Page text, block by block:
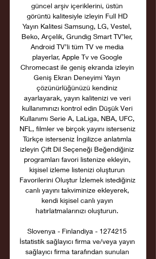
güncel arşiv içeriklerini, üstün
görüntü kalitesiyle izleyin Full HD
Yayın Kalitesi Samsung, LG, Vestel,
Beko, Arçelik, Grundig Smart TV’ler,
Android TV’li tüm TV ve media
playerlar, Apple Tv ve Google
Chromecast ile geniş ekranda izleyin
Geniş Ekran Deneyimi Yayın
çözünürlüğünüzü kendiniz
ayarlayarak, yayın kalitenizi ve veri
kullanımınızı kontrol edin Düşük Veri
Kullanımı Serie A, LaLiga, NBA, UFC,
NFL, filmler ve birçok yayını isterseniz
Türkçe isterseniz İngilizce anlatımla
izleyin Çift Dil Seçeneği Beğendiğiniz
programları favori listenize ekleyin,
kişisel izleme listenizi oluşturun
Favorilerini Oluştur İzlemek istediğiniz
canlı yayını takviminize ekleyerek,
kendi kişisel canlı yayın
hatırlatmalarınızı oluşturun.
Slovenya - Finlandiya - 1274215
İstatistik sağlayıcı firma ve/veya yayın
sağlayıcı firma tarafından sunulan